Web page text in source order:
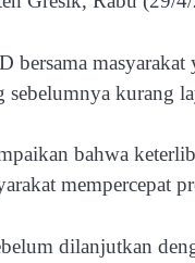
sebelumnya kurang
bahwa
mempercepat
dilanjutkan